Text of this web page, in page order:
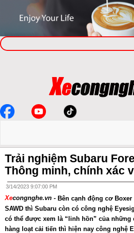
Trải nghiệm Subaru
Thông minh, chính xác
3/14/2023 9:07:00 PM
Xecongnghe.vn - Bên cạnh động cơ
SAWD thì Subaru còn có công nghệ
có thể được xem là “linh hồn” của những
hàng loạt cải tiến thì hiện nay công nghệ